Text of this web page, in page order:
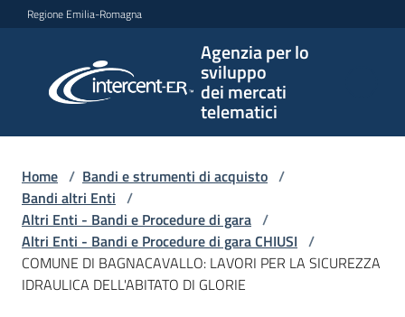
Vai al contenuto
Vai alla navigazione
Vai al footer
Regione Emilia-Romagna
Agenzia per lo
sviluppo
dei mercati
telematici
per lo
sviluppo
telematici
L'Agenzia
Home / Bandi e strumenti di acquisto /
Bandi altri Enti /
Altri Enti - Bandi e Procedure di gara /
Altri Enti - Bandi e Procedure di gara CHIUSI /
COMUNE DI BAGNACAVALLO: LAVORI PER LA SICUREZZA
IDRAULICA DELL'ABITATO DI GLORIE